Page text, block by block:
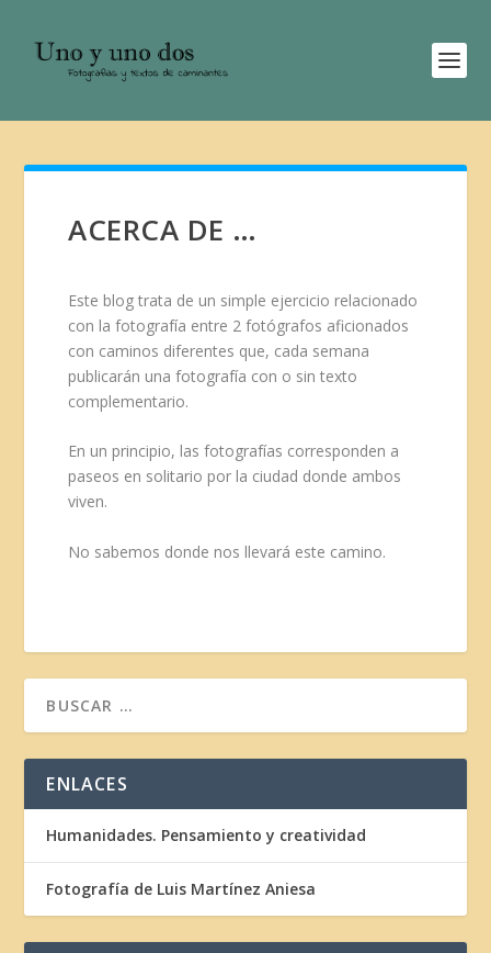
ACERCA DE …
Este blog trata de un simple ejercicio relacionado
con la fotografía entre 2 fotógrafos aficionados
con caminos diferentes que, cada semana
publicarán una fotografía con o sin texto
complementario.
En un principio, las fotografías corresponden a
paseos en solitario por la ciudad donde ambos
viven.
No sabemos donde nos llevará este camino.
ENLACES
Humanidades. Pensamiento y creatividad
Fotografía de Luis Martínez Aniesa